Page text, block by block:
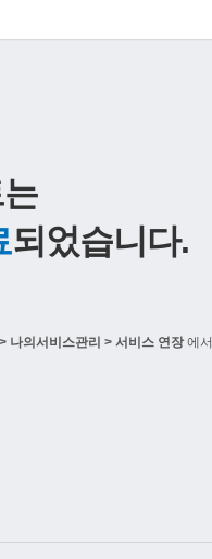
되었습니다.
나의서비스관리 > 서비스 연장에서